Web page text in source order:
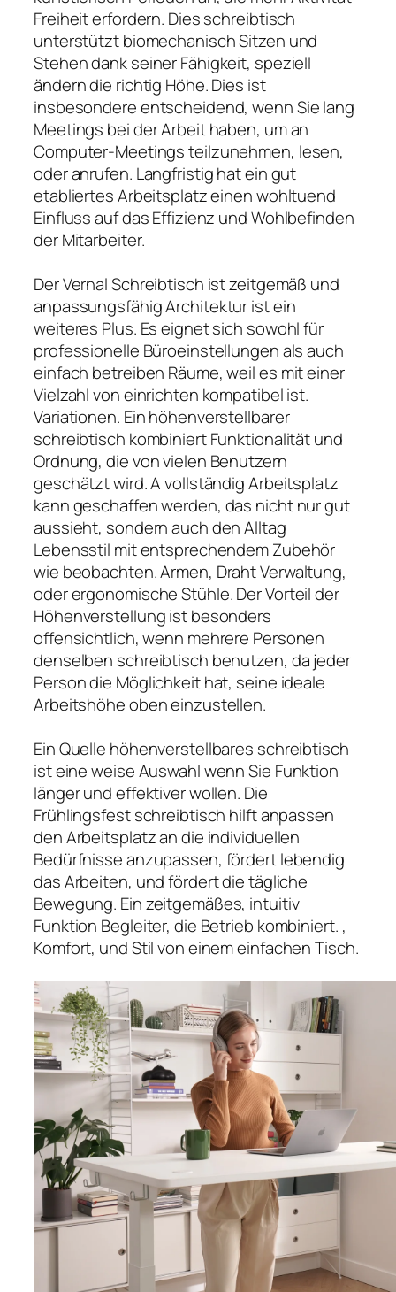
Freiheit erfordern. Dies schreibtisch
unterstützt biomechanisch Sitzen und
Stehen dank seiner Fähigkeit, speziell
ändern die richtig Höhe. Dies ist
insbesondere entscheidend, wenn Sie lang
Meetings bei der Arbeit haben, um an
Computer-Meetings teilzunehmen, lesen,
oder anrufen. Langfristig hat ein gut
etabliertes Arbeitsplatz einen wohltuend
Einfluss auf das Effizienz und Wohlbefinden
der Mitarbeiter.
Der Vernal Schreibtisch ist zeitgemäß und
anpassungsfähig Architektur ist ein
weiteres Plus. Es eignet sich sowohl für
professionelle Büroeinstellungen als auch
einfach betreiben Räume, weil es mit einer
Vielzahl von einrichten kompatibel ist.
Variationen. Ein höhenverstellbarer
schreibtisch kombiniert Funktionalität und
Ordnung, die von vielen Benutzern
geschätzt wird. A vollständig Arbeitsplatz
kann geschaffen werden, das nicht nur gut
aussieht, sondern auch den Alltag
Lebensstil mit entsprechendem Zubehör
wie beobachten. Armen, Draht Verwaltung,
oder ergonomische Stühle. Der Vorteil der
Höhenverstellung ist besonders
offensichtlich, wenn mehrere Personen
denselben schreibtisch benutzen, da jeder
Person die Möglichkeit hat, seine ideale
Arbeitshöhe oben einzustellen.
Ein Quelle höhenverstellbares schreibtisch
ist eine weise Auswahl wenn Sie Funktion
länger und effektiver wollen. Die
Frühlingsfest schreibtisch hilft anpassen
den Arbeitsplatz an die individuellen
Bedürfnisse anzupassen, fördert lebendig
das Arbeiten, und fördert die tägliche
Bewegung. Ein zeitgemäßes, intuitiv
Funktion Begleiter, die Betrieb kombiniert. ,
Komfort, und Stil von einem einfachen Tisch.